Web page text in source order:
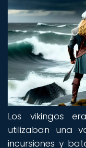
Los vikingos
utilizaban una
incursiones y